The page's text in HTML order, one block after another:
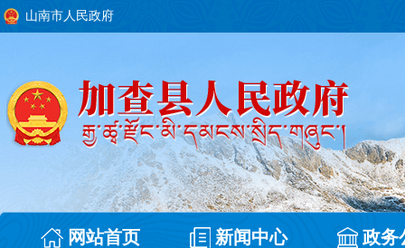
山南市人民政府
网站首页 新闻中心 政务